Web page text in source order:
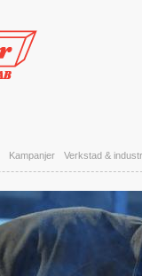
Kampanjer Verkstad &